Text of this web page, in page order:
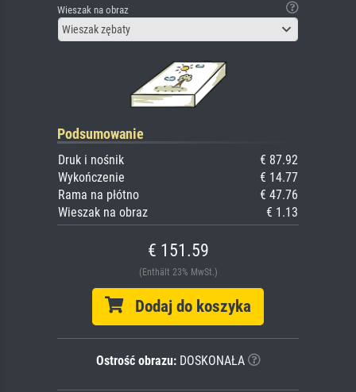
Wieszak na obraz
Wieszak zębaty
Podsumowanie
Druk i nośnik
€ 87.92
Wykończenie
€ 14.77
Rama na płótno
€ 47.76
Wieszak na obraz
€ 1.13
€ 151.59
(Enthält 23% MwSt.)
Dodaj do koszyka
Ostrość obrazu:DOSKONAŁA